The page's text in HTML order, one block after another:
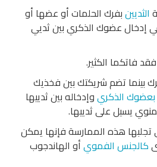
الثديينبفرك الحلمات أو عضها أو
إدخال عضوك الذكري بين ثديي
فاتكما الكثير.
بينما تضم شريكتك بين فخذيك
بعضوك الذكريوإدخاله بين ثدييها
يسيل على ثدييها.
تجلبها هذه الممارسة فإنها يمكن
كالجنس الفمويأو الهاندجوب